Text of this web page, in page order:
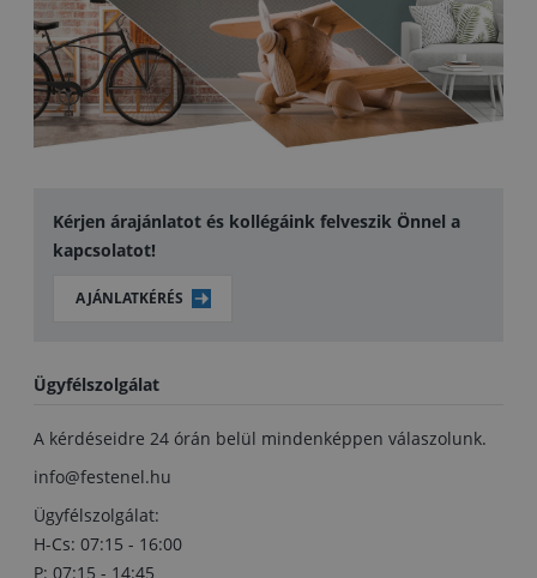
Kérjen árajánlatot és kollégáink felveszik Önnel a
kapcsolatot!
AJÁNLATKÉRÉS
Ügyfélszolgálat
A kérdéseidre 24 órán belül mindenképpen válaszolunk.
info@festenel.hu
Ügyfélszolgálat:
H-Cs: 07:15 - 16:00
P: 07:15 - 14:45